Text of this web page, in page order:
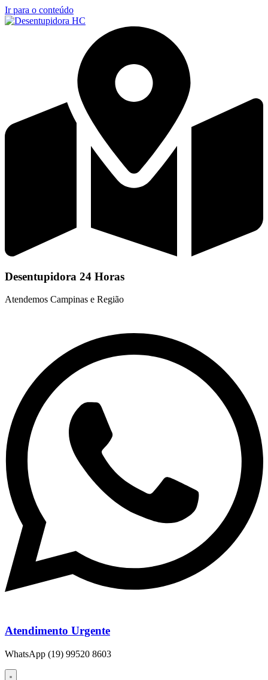
Ir para o conteúdo
Desentupidora 24 Horas
Atendemos Campinas e Região
Atendimento Urgente
WhatsApp (19) 99520 8603